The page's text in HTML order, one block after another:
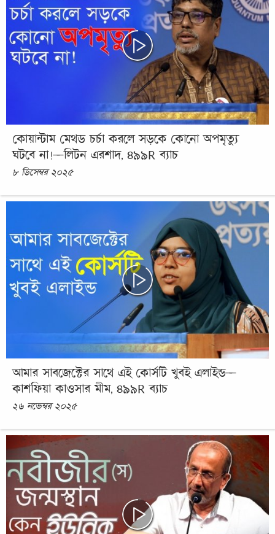
কোয়ান্টাম মেথড চর্চা করলে সড়কে কোনো অপমৃত্যু
ঘটবে না!—লিটন এরশাদ, ৪৯৯R ব্যাচ
৮ ডিসেম্বর ২০২৫
আমার সাবজেক্টের সাথে এই কোর্সটি খুবই এলাইন্ড—
কাশফিয়া কাওসার মীম, ৪৯৯R ব্যাচ
২৬ নভেম্বর ২০২৫